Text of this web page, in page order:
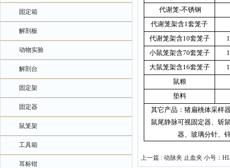
固定箱
解剖板
动物实验
解剖台
固定架
固定器
鼠笼架
工具箱
耳标钳
代谢笼-不锈钢
代谢笼架含1套笼子
代谢笼架含10套笼子
小鼠笼架含70套笼子
大鼠笼架含16套笼子
鼠粮
垫料
其它产品：猪扁桃体采样
鼠尾静脉可视固定器、斩
器、玻璃分针、
上一篇 : 动脉夹 止血夹 小号：